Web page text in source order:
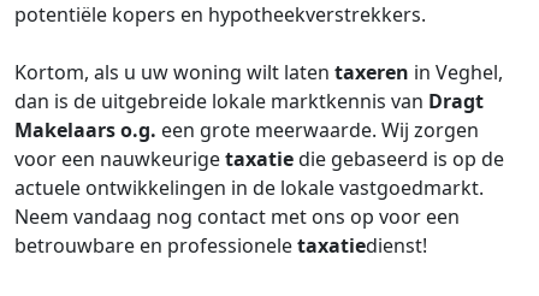
potentiële kopers en hypotheekverstrekkers.
Kortom, als u uw woning wilt laten taxeren in Veghel,
dan is de uitgebreide lokale marktkennis van Dragt
Makelaars o.g. een grote meerwaarde. Wij zorgen
voor een nauwkeurigetaxatiedie gebaseerd is op de
actuele ontwikkelingen in de lokale vastgoedmarkt.
Neem vandaag nog contact met ons op voor een
betrouwbare en professioneletaxatiedienst!